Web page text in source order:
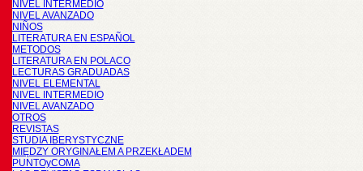
NIVEL INTERMEDIO
NIVEL AVANZADO
NIÑOS
LITERATURA EN ESPAÑOL
METODOS
LITERATURA EN POLACO
LECTURAS GRADUADAS
NIVEL ELEMENTAL
NIVEL INTERMEDIO
NIVEL AVANZADO
OTROS
REVISTAS
STUDIA IBERYSTYCZNE
MIĘDZY ORYGINAŁEM A PRZEKŁADEM
PUNTOyCOMA